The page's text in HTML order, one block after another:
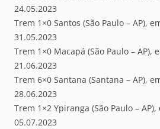
24.05.2023
Trem 1×0 Santos (São Paulo – AP),
31.05.2023
Trem 1×0 Macapá (São Paulo – AP),
21.06.2023
Trem 6×0 Santana (Santana – AP),
28.06.2023
Trem 1×2 Ypiranga (São Paulo –
05.07.2023